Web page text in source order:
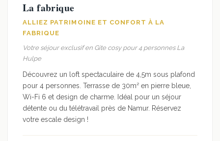
La fabrique
ALLIEZ PATRIMOINE ET CONFORT À LA
FABRIQUE
Votre séjour exclusif en Gite cosy pour 4 personnes La
Hulpe
Découvrez un loft spectaculaire de 4,5m sous plafond
pour 4 personnes. Terrasse de 30m² en pierre bleue,
Wi-Fi 6 et design de charme. Idéal pour un séjour
détente ou du télétravail près de Namur. Réservez
votre escale design !